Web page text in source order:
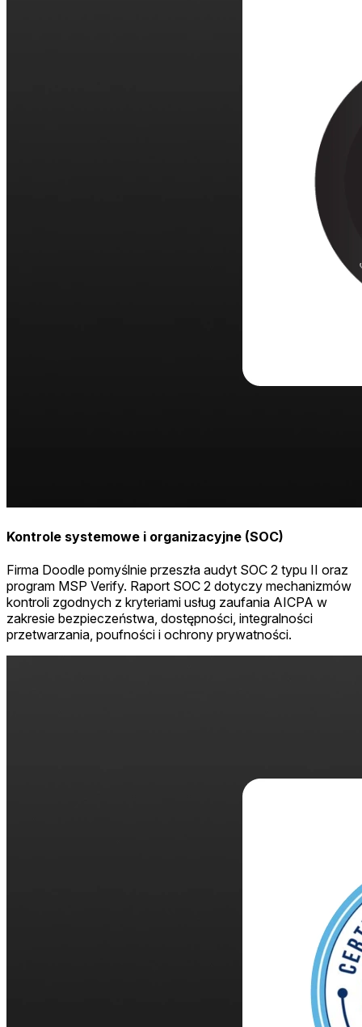
Kontrole systemowe i organizacyjne (SOC)
Firma Doodle pomyślnie przeszła audyt SOC 2 typu II oraz
program MSP Verify. Raport SOC 2 dotyczy mechanizmów
kontroli zgodnych z kryteriami usług zaufania AICPA w
zakresie bezpieczeństwa, dostępności, integralności
przetwarzania, poufności i ochrony prywatności.